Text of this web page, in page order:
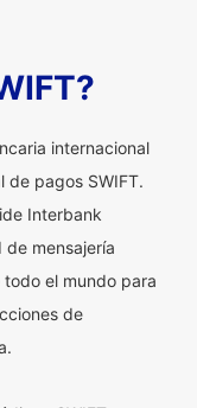
internacional
de pagos SWIFT.
Interbank
de mensajería
el mundo para
de